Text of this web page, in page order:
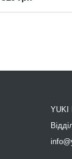
YUKI